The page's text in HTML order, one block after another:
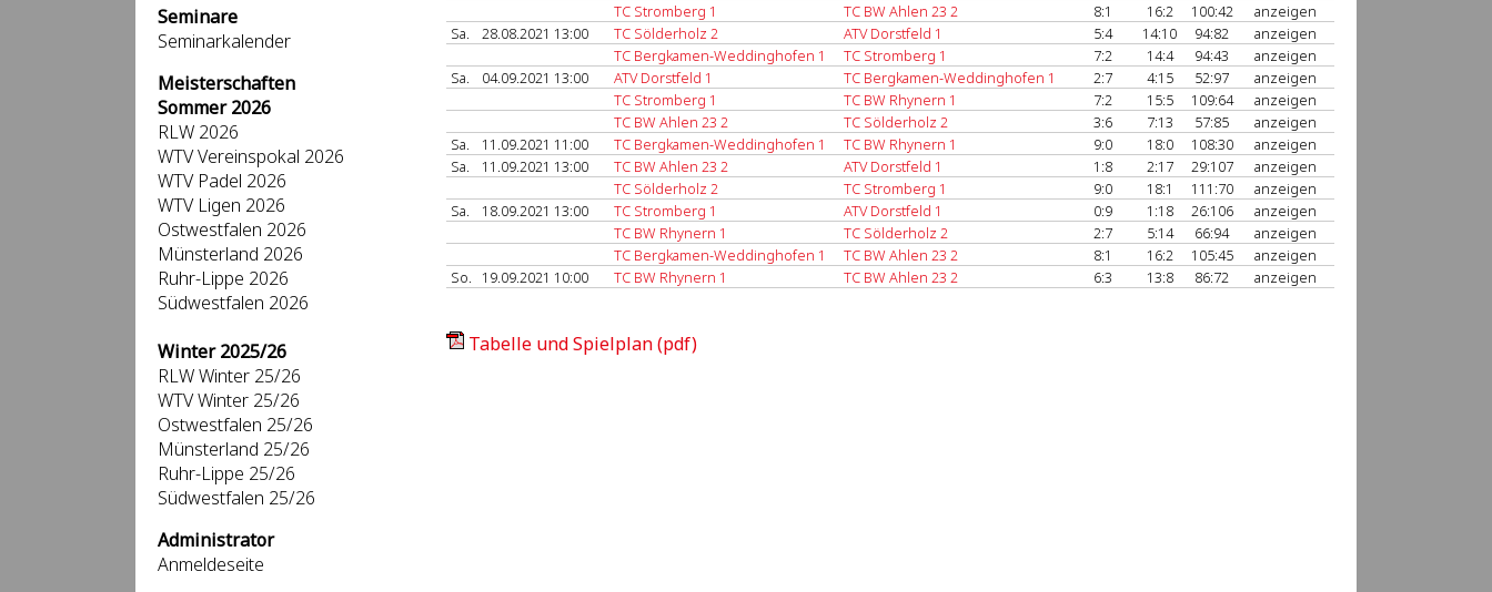
Seminare
Seminarkalender
Meisterschaften
Sommer 2026
RLW 2026
WTV Vereinspokal 2026
WTV Padel 2026
WTV Ligen 2026
Ostwestfalen 2026
Münsterland 2026
Ruhr-Lippe 2026
Südwestfalen 2026
Winter 2025/26
RLW Winter 25/26
WTV Winter 25/26
Ostwestfalen 25/26
Münsterland 25/26
Ruhr-Lippe 25/26
Südwestfalen 25/26
Administrator
Anmeldeseite
TC Stromberg 1
TC BW Ahlen 23 2 8:1 16:2 100:42
anzeigen
Sa.
28.08.2021 13:00 TC Sölderholz 2 ATV Dorstfeld 1 5:4 14:10 94:82
anzeigen
TC Bergkamen-Weddinghofen 1
TC Stromberg 1 7:2 14:4 94:43
anzeigen
Sa.
04.09.2021 13:00 ATV Dorstfeld 1 TC Bergkamen-Weddinghofen 1 2:7 4:15 52:97
anzeigen
TC Stromberg 1
TC BW Rhynern 1 7:2 15:5 109:64
anzeigen
TC BW Ahlen 23 2
TC Sölderholz 2 3:6 7:13 57:85
anzeigen
Sa.
11.09.2021 11:00 TC Bergkamen-Weddinghofen 1 TC BW Rhynern 1 9:0 18:0 108:30
anzeigen
Sa.
11.09.2021 13:00 TC BW Ahlen 23 2 ATV Dorstfeld 1 1:8 2:17 29:107
anzeigen
TC Sölderholz 2
TC Stromberg 1 9:0 18:1 111:70
anzeigen
Sa.
18.09.2021 13:00 TC Stromberg 1 ATV Dorstfeld 1 0:9 1:18 26:106
anzeigen
TC BW Rhynern 1
TC Sölderholz 2 2:7 5:14 66:94
anzeigen
TC Bergkamen-Weddinghofen 1
TC BW Ahlen 23 2 8:1 16:2 105:45
anzeigen
So.
19.09.2021 10:00 TC BW Rhynern 1 TC BW Ahlen 23 2 6:3 13:8 86:72 anzeigen
Tabelle und Spielplan (pdf)